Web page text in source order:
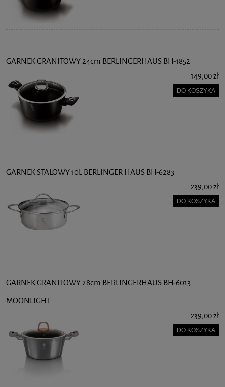
GARNEK GRANITOWY 24cm BERLINGERHAUS BH-1852
149,00 zł
DO KOSZYKA
GARNEK STALOWY 10L BERLINGER HAUS BH-6283
239,00 zł
DO KOSZYKA
GARNEK GRANITOWY 28cm BERLINGERHAUS BH-6013
MOONLIGHT
239,00 zł
DO KOSZYKA